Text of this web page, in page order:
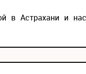
в Астрахани и